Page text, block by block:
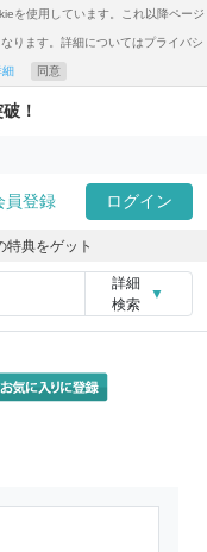
を使用しています。これ以降ページ
ります。詳細についてはプライバシ
細 同意
！
員登録 ログイン
特典をゲット
詳細
検索
▼